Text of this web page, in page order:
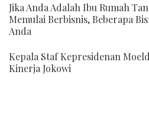
Jika Anda Adalah Ibu Rumah
Memulai Berbisnis, Beberapa
Anda
Kepala Staf Kepresidenan
Kinerja Jokowi